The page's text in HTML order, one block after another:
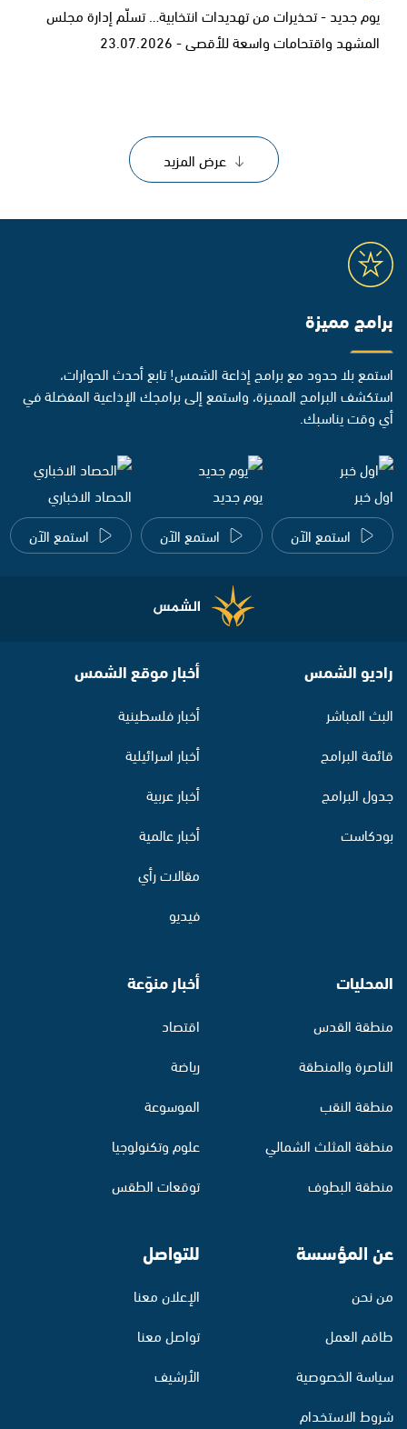
يوم جديد - تحذيرات من تهديدات انتخابية… تسلّم إدارة مجلس
المشهد واقتحامات واسعة للأقصى - 23.07.2026
عرض المزيد
برامج مميزة
استمع بلا حدود مع برامج إذاعة الشمس! تابع أحدث الحوارات،
استكشف البرامج المميزة، واستمع إلى برامجك الإذاعية المفضلة في
أي وقت يناسبك.
اول خبر
استمع الآن
يوم جديد
استمع الآن
الحصاد الاخباري
استمع الآن
راديو الشمس
البث المباشر
قائمة البرامج
جدول البرامج
بودكاست
أخبار موقع الشمس
أخبار فلسطينية
أخبار اسرائيلية
أخبار عربية
أخبار عالمية
مقالات رأي
فيديو
المحليات
منطقة القدس
الناصرة والمنطقة
منطقة النقب
منطقة المثلث الشمالي
منطقة البطوف
أخبار منوّعة
اقتصاد
رياضة
الموسوعة
علوم وتكنولوجيا
توقعات الطقس
عن المؤسسة
من نحن
طاقم العمل
سياسة الخصوصية
شروط الاستخدام
للتواصل
الإعلان معنا
تواصل معنا
الأرشيف